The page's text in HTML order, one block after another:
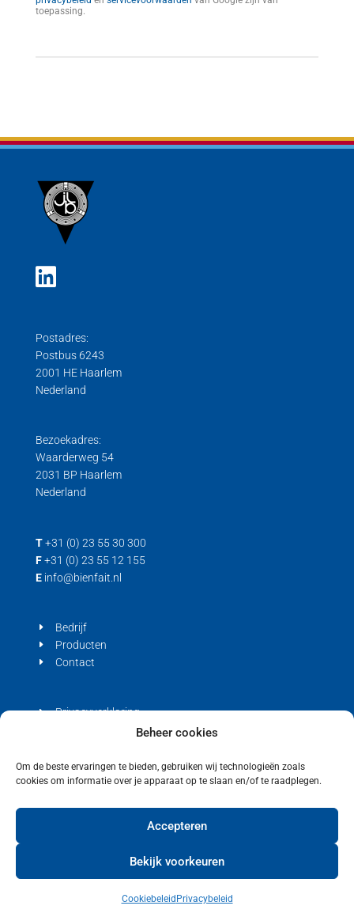
Beheer cookies
Om de beste ervaringen te bieden, gebruiken wij technologieën zoals
cookies om informatie over je apparaat op te slaan en/of te raadplegen.
Accepteren
Bekijk voorkeuren
Cookiebeleid Privacybeleid
toepassing.
Postadres:
Postbus 6243
2001 HE Haarlem
Nederland
Bezoekadres:
Waarderweg 54
2031 BP Haarlem
Nederland
T +31 (0) 23 55 30 300
F +31 (0) 23 55 12 155
E info@bienfait.nl
Bedrijf
Producten
Contact
Privacyverklaring
Cookiebeleid (EU)
Copyright © 2021 Bienfait